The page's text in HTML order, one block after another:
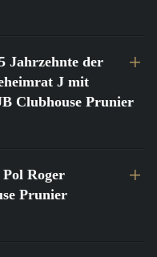
Jahrzehnte der
J mit
Clubhouse Prunier
Pol Roger
Prunier